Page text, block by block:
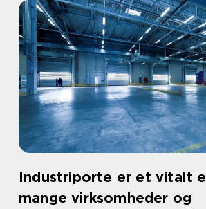
Industriporte er et vitalt
mange virksomheder og